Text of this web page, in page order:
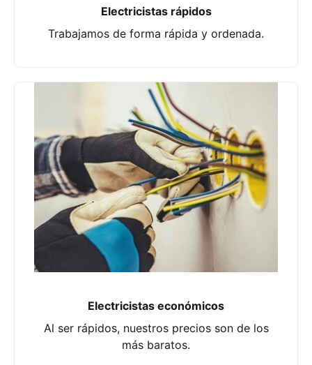
Electricistas rápidos
Trabajamos de forma rápida y ordenada.
Electricistas económicos
Al ser rápidos, nuestros precios son de los
más baratos.